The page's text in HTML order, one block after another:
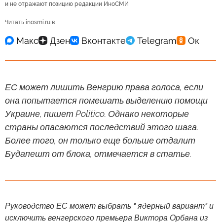
и не отражают позицию редакции ИноСМИ
Читать inosmi.ru в
ЕС может лишить Венгрию права голоса, если
она попытается помешать выделению помощи
Украине, пишет Politico. Однако некоторые
страны опасаются последствий этого шага.
Более того, он только еще больше отдалит
Будапешт от блока, отмечается в статье.
Руководство ЕС может выбрать " ядерный вариант" и
исключить венгерского премьера Виктора Орбана из